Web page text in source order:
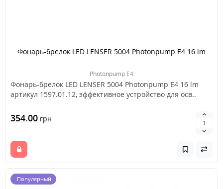
Фонарь-брелок LED LENSER 5004 Photonpump E4 16 lm
Photonpump E4
Фонарь-брелок LED LENSER 5004 Photonpump E4 16 lm
артикул 1597.01.12, эффективное устройство для осв..
354.00 грн
Популярный